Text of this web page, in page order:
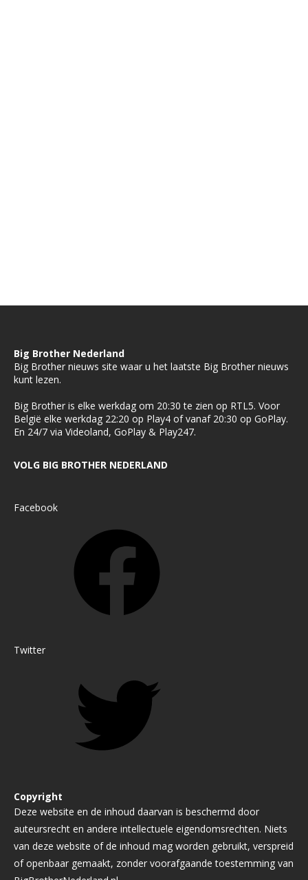
Big Brother Nederland
Big Brother nieuws site waar u het laatste Big Brother nieuws
kunt lezen.
Big Brother is elke werkdag om 20:30 te zien op RTL5. Voor
België elke werkdag 22:20 op Play4 of vanaf 20:30 op GoPlay.
En 24/7 via Videoland, GoPlay & Play247.
VOLG BIG BROTHER NEDERLAND
Facebook
Twitter
Copyright
Deze website en de inhoud daarvan is beschermd door
auteursrecht en andere intellectuele eigendomsrechten. Niets
van deze website of de inhoud mag worden gebruikt, verspreid
of openbaar gemaakt, zonder voorafgaande toestemming van